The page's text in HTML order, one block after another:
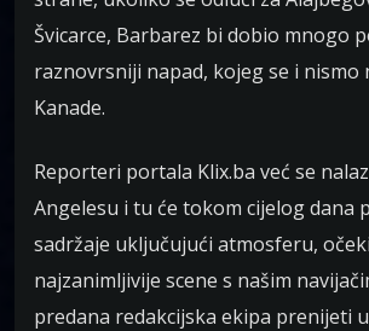
Švicarce, Barbarez bi dobio mnogo
raznovrsniji napad, kojeg se i
Kanade.
Reporteri portala Klix.ba već se
Angelesu i tu će tokom cijelog dana
sadržaje uključujući atmosferu,
najzanimljivije scene s našim
predana redakcijska ekipa prenijeti